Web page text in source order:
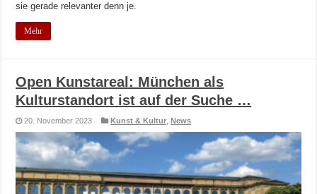
sie gerade relevanter denn je.
Mehr
Open Kunstareal: München als
Kulturstandort ist auf der Suche …
20. November 2023 Kunst & Kultur ,News